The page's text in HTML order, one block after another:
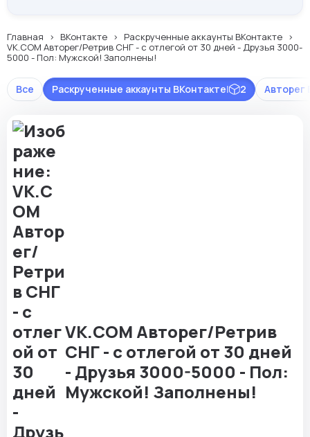
Главная ВКонтакте
Раскрученные аккаунты ВКонтакте
VK.COM Авторег/Ретрив СНГ - с отлегой от 30 дней - Друзья 3000-
5000 - Пол: Мужской! Заполнены!
Все Авторег
Раскрученные аккаунты ВКонтакте| 2
VK.COM Авторег/Ретрив
СНГ - с отлегой от 30 дней
- Друзья 3000-5000 - Пол:
Мужской! Заполнены!